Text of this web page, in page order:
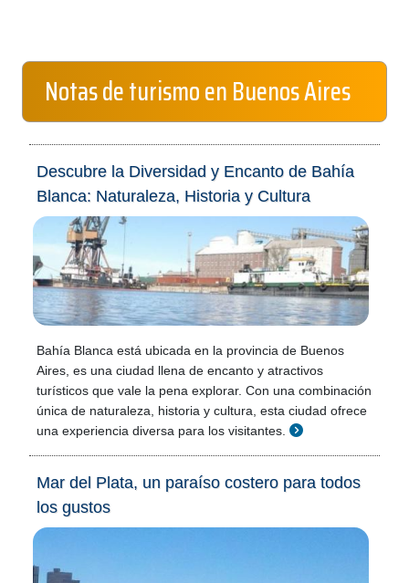
Notas de turismo en Buenos Aires
Descubre la Diversidad y Encanto de Bahía
Blanca: Naturaleza, Historia y Cultura
Bahía Blanca está ubicada en la provincia de Buenos
Aires, es una ciudad llena de encanto y atractivos
turísticos que vale la pena explorar. Con una combinación
única de naturaleza, historia y cultura, esta ciudad ofrece
una experiencia diversa para los visitantes.
Mar del Plata, un paraíso costero para todos
los gustos